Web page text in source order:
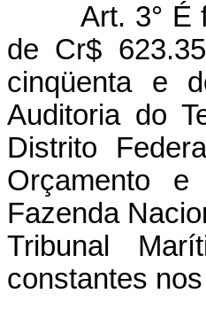
Art. 3° É
de Cr$
cinqüenta e
Auditoria do
Distrito
Orçamento
Fazenda
Tribunal
constantes